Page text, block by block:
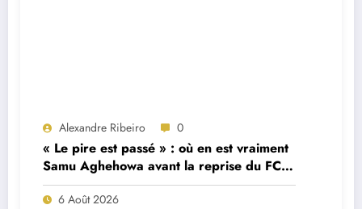
Alexandre Ribeiro 0
« Le pire est passé » : où en est vraiment
Samu Aghehowa avant la reprise du FC
Porto ?
6 Août 2026